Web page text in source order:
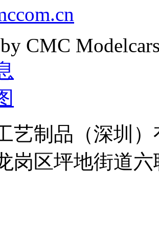
CMC
艺制品（深圳
岗区坪地街道